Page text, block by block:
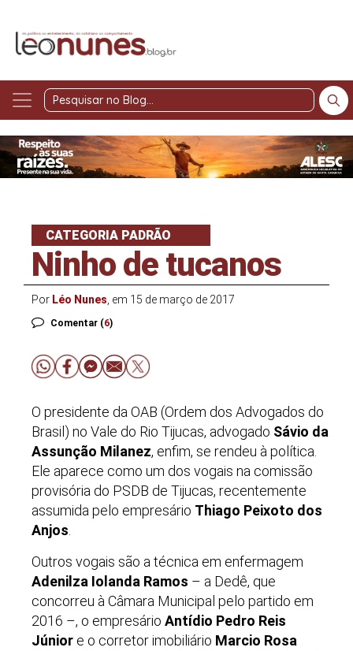
Pesquisar
Blog
CATEGORIA PADRÃO
Ninho de tucanos
Por Léo Nunes , em 15 de março de 2017
Comentar (6)
O presidente da OAB (Ordem dos Advogados do
Brasil) no Vale do Rio Tijucas, advogado Sávio da
Assunção Milanez, enfim, se rendeu à política.
Ele aparece como um dos vogais na comissão
provisória do PSDB de Tijucas, recentemente
assumida pelo empresário Thiago Peixoto dos
Anjos
Outros vogais são a técnica em enfermagem
Adenilza Iolanda Ramos – a Dedê, que
concorreu à Câmara Municipal pelo partido em
2016 –, o empresário Antídio Pedro Reis
Júnior e o corretor imobiliário Marcio Rosa